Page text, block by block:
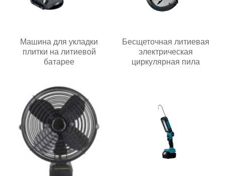
Машина для укладки
плитки на литиевой
батарее
Бесщеточная литиевая
электрическая
циркулярная пила